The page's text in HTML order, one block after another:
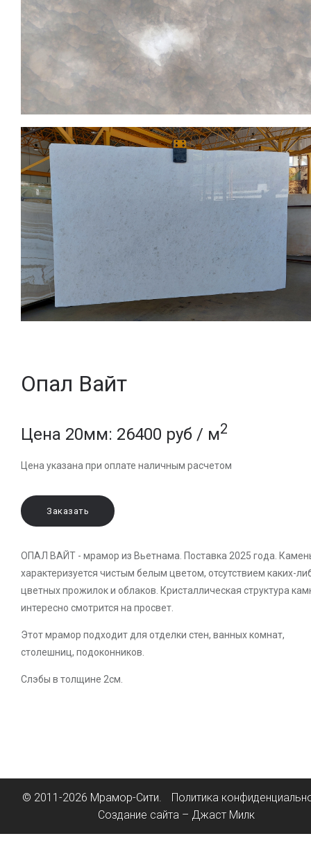
Опал Вайт
Цена 20мм: 26400 руб / м2
Цена указана при оплате наличным расчетом
Заказать
ОПАЛ ВАЙТ - мрамор из Вьетнама. Поставка 2025 года.
характеризуется чистым белым цветом, отсутствием каких-
цветных прожилок и облаков. Кристаллическая структура
интересно смотрится на просвет.
Этот мрамор подходит для отделки стен, ванных комнат,
столешниц, подоконников.
Слэбы в толщине 2см.
© 2011-2026 Мрамор-Сити.
Политика
Создание сайта – Джаст Милк